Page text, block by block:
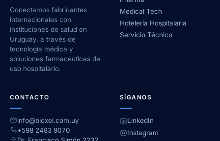
Conectamos fabricantes
internacionales con
instituciones de salud en
Uruguay, a través de
tecnología médica y
soluciones farmacéuticas de
uso hospitalario.
Medical Tech
Hotelería Hospitalaria
Servicio Técnico
CONTACTO
info@bioxel.com.uy
+598 2483 9070
SÍGANOS
LinkedIn
Instagram